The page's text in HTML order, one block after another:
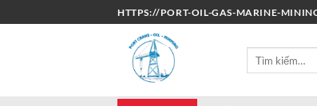
qua
HTTPS://PORT-OIL-GAS-MARINE-